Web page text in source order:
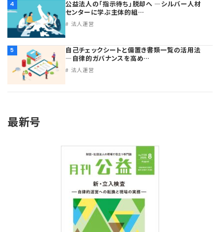
4
公益法人の「指示待ち」脱却へ ―シルバー人材
センターに学ぶ主体的組…
法人運営
5
自己チェックシートと備置き書類一覧の活用法
―自律的ガバナンスを高め…
法人運営
最新号